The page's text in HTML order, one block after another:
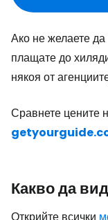
Ако не желаете
плащате до
някоя от
Сравнете цените
Какво да